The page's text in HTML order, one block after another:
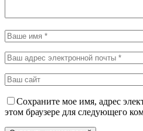
Сохраните мое имя, адрес
этом браузере для следующего